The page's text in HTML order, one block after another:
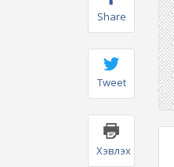
Share
Tweet
Хэвлэх